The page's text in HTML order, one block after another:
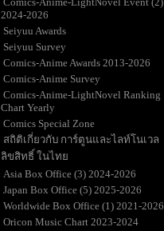
2024-2026
Seiyuu Awards
Seiyuu Survey
Comics-Anime Awards 2013-2026
Comics-Anime Survey
Comics-Anime-LightNovel Ranking
Chart Yearly
Comics Special Zone
สถิติเกี่ยวกับ การ์ตูนและไลท์โนเวล
ลิขสิทธิ์ ในไท
Asia Box Office (3) 2024-2026
Japan Box Office (5) 2025-2026
Worldwide Box Office (1) 2021-2026
Oricon Music Chart 2023-2024